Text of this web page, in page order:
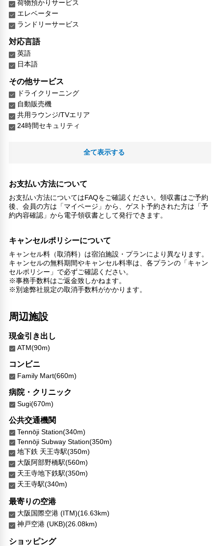
荷物預かりサービス
エレベーター
ランドリーサービス
対応言語
英語
日本語
その他サービス
ドライクリーニング
自動販売機
共用ラウンジ/TVエリア
24時間セキュリティ
全て表示する
お支払い方法について
お支払い方法についてはFAQをご確認ください。領収書はご予約
後、会員の方は「マイページ」から、ゲスト予約された方は「予
約内容確認」から電子領収書として発行できます。
キャンセルポリシーについて
キャンセル料（取消料）は宿泊施設・プランにより異なります。
キャンセルの無料期間やキャンセル料率は、各プランの「キャン
セルポリシー」で必ずご確認ください。
※事務手数料はご返金致しかねます。
※別途弊社規定の取消手数料がかかります。
周辺施設
現金引き出し
ATM(90m)
コンビニ
Family Mart(660m)
病院・クリニック
Sugi(670m)
公共交通機関
Tennōji Station(340m)
Tennōji Subway Station(350m)
地下鉄 天王寺駅(350m)
大阪阿部野橋駅(560m)
天王寺地下鉄駅(350m)
天王寺駅(340m)
最寄りの空港
大阪国際空港 (ITM)(16.63km)
神戸空港 (UKB)(26.08km)
ショッピング